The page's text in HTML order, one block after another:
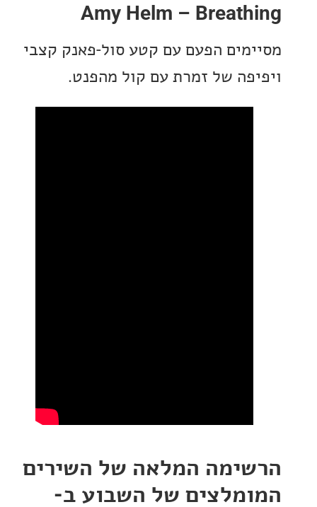
Amy Helm –
הפעם עם קטע סול-פאנק קצבי
של זמרת עם קול מהפנט.
המלאה של השירים
של השבוע ב-